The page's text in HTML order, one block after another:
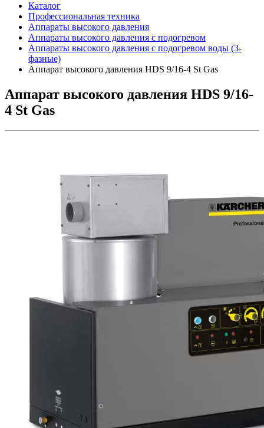
Каталог
Профессиональная техника
Аппараты высокого давления
Аппараты высокого давления с подогревом
Аппараты высокого давления с подогревом воды (3-
фазные)
Аппарат высокого давления HDS 9/16-4 St Gas
Аппарат высокого давления HDS 9/16-
4 St Gas